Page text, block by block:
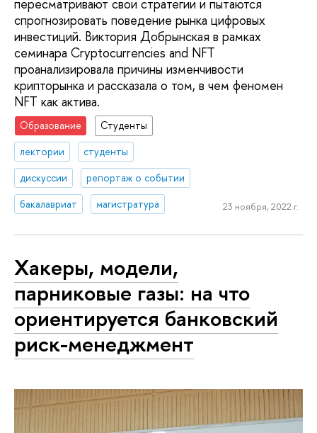
пересматривают свои стратегии и пытаются
спрогнозировать поведение рынка цифровых
инвестиций. Виктория Добрынская в рамках
семинара Cryptocurrencies and NFT
проанализировала причины изменчивости
крипторынка и рассказала о том, в чем феномен
NFT как актива.
Образование
Студенты
лектории
студенты
дискуссии
репортаж о событии
бакалавриат
магистратура 23 ноября, 2022 г.
Хакеры, модели,
парниковые газы: на что
ориентируется банковский
риск-менеджмент